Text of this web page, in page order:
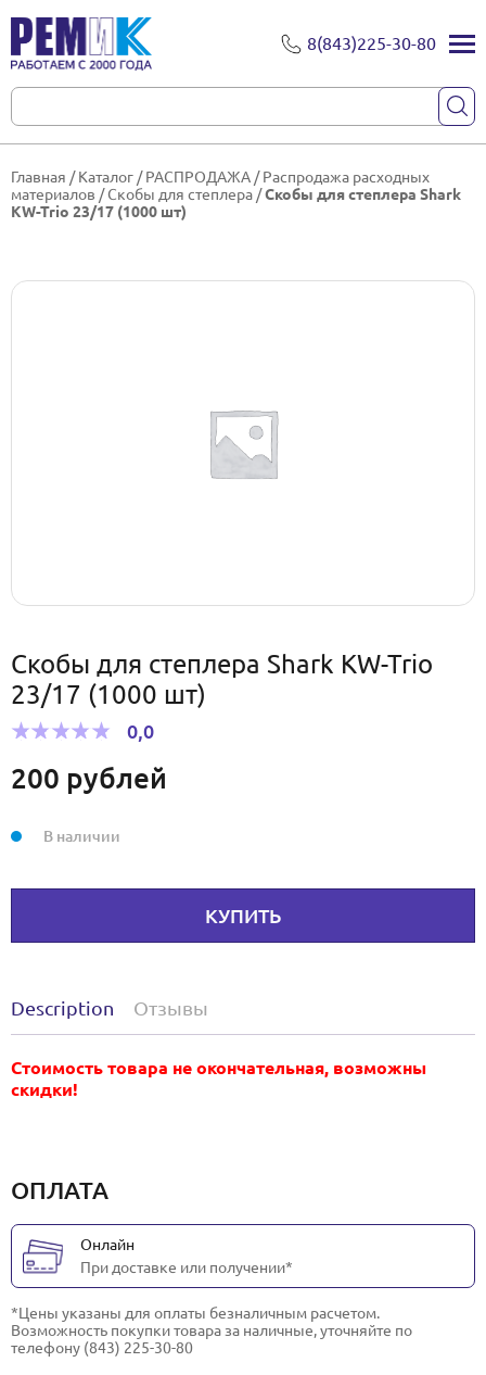
8(843)225-30-80
Главная /Каталог /РАСПРОДАЖА /Распродажа расходных
материалов /Скобы для степлера /Скобы для степлера Shark
KW-Trio 23/17 (1000 шт)
Скобы для степлера Shark KW-Trio
23/17 (1000 шт)
0,0
200 рублей
КУПИТЬ
В наличии
Description Отзывы
Стоимость товара не окончательная, возможны
скидки!
ОПЛАТА
Онлайн
При доставке или получении*
*Цены указаны для оплаты безналичным расчетом.
Возможность покупки товара за наличные, уточняйте по
телефону (843) 225-30-80